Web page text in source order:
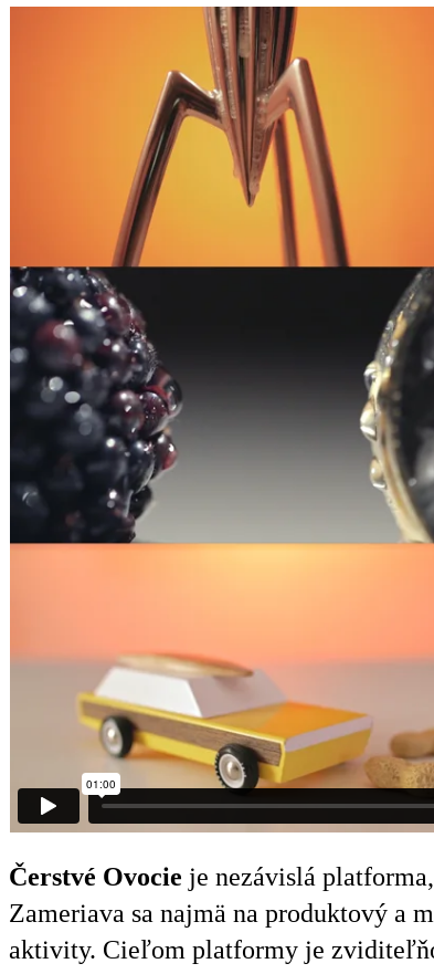
Čerstvé Ovocie je nezávislá
Zameriava sa najmä na produktový a
aktivity. Cieľom platformy je